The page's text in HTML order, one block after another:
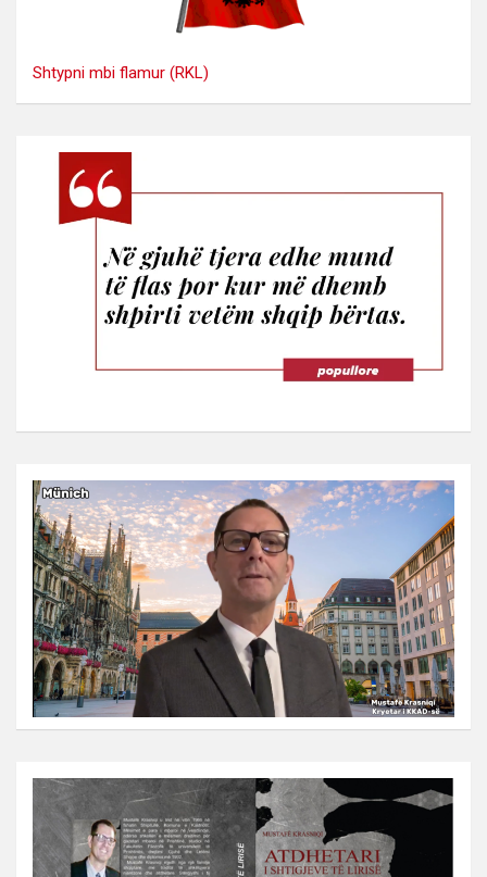
Shtypni mbi flamur (RKL)